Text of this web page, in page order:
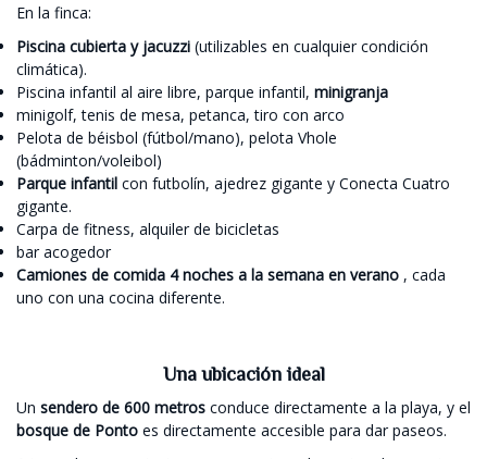
En la finca:
Piscina cubierta y jacuzzi (utilizables en cualquier condición
climática).
Piscina infantil al aire libre, parque infantil, minigranja
minigolf, tenis de mesa, petanca, tiro con arco
Pelota de béisbol (fútbol/mano), pelota Vhole
(bádminton/voleibol)
Parque infantil con futbolín, ajedrez gigante y Conecta Cuatro
gigante.
Carpa de fitness, alquiler de bicicletas
bar acogedor
Camiones de comida 4 noches a la semana en verano , cada
uno con una cocina diferente.
Una ubicación ideal
Un sendero de 600 metros conduce directamente a la playa, y el
bosque de Ponto es directamente accesible para dar paseos.